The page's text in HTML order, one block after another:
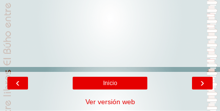
‹ ›
Inicio
Ver versión web